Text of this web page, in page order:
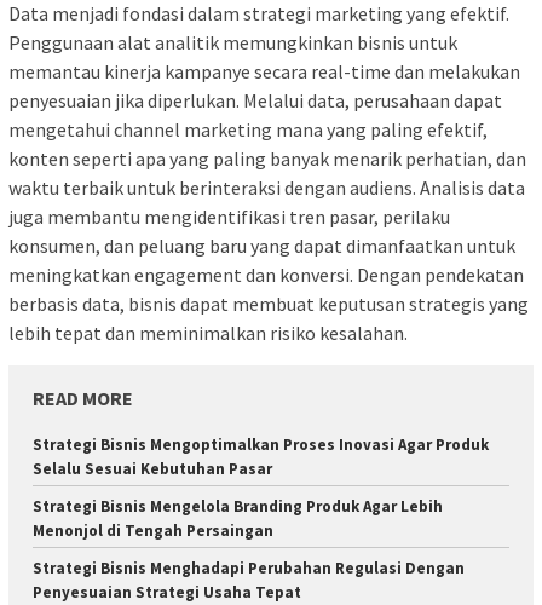
Data menjadi fondasi dalam strategi marketing yang efektif.
Penggunaan alat analitik memungkinkan bisnis untuk
memantau kinerja kampanye secara real-time dan melakukan
penyesuaian jika diperlukan. Melalui data, perusahaan dapat
mengetahui channel marketing mana yang paling efektif,
konten seperti apa yang paling banyak menarik perhatian, dan
waktu terbaik untuk berinteraksi dengan audiens. Analisis data
juga membantu mengidentifikasi tren pasar, perilaku
konsumen, dan peluang baru yang dapat dimanfaatkan untuk
meningkatkan engagement dan konversi. Dengan pendekatan
berbasis data, bisnis dapat membuat keputusan strategis yang
lebih tepat dan meminimalkan risiko kesalahan.
READ MORE
Strategi Bisnis Mengoptimalkan Proses Inovasi Agar Produk
Selalu Sesuai Kebutuhan Pasar
Strategi Bisnis Mengelola Branding Produk Agar Lebih
Menonjol di Tengah Persaingan
Strategi Bisnis Menghadapi Perubahan Regulasi Dengan
Penyesuaian Strategi Usaha Tepat